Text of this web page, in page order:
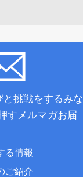
挑戦をするみな
すメルマガお届
る情報
ご紹介